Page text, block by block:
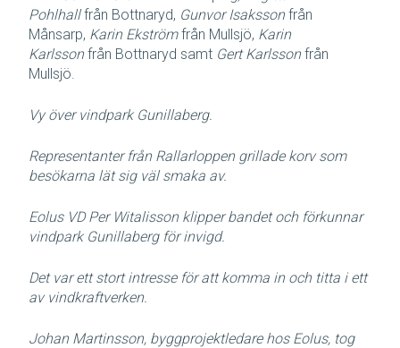
Pohlhallfrån Bottnaryd, Gunvor Isakssonfrån
Månsarp, Karin Ekströmfrån Mullsjö, Karin
Karlssonfrån Bottnaryd samt Gert Karlssonfrån
Mullsjö.
Vy över vindpark Gunillaberg.
Representanter från Rallarloppen grillade korv som
besökarna lät sig väl smaka av.
Eolus VD Per Witalisson klipper bandet och förkunnar
vindpark Gunillaberg för invigd.
Det var ett stort intresse för att komma in och titta i ett
av vindkraftverken.
Johan Martinsson, byggprojektledare hos Eolus, tog